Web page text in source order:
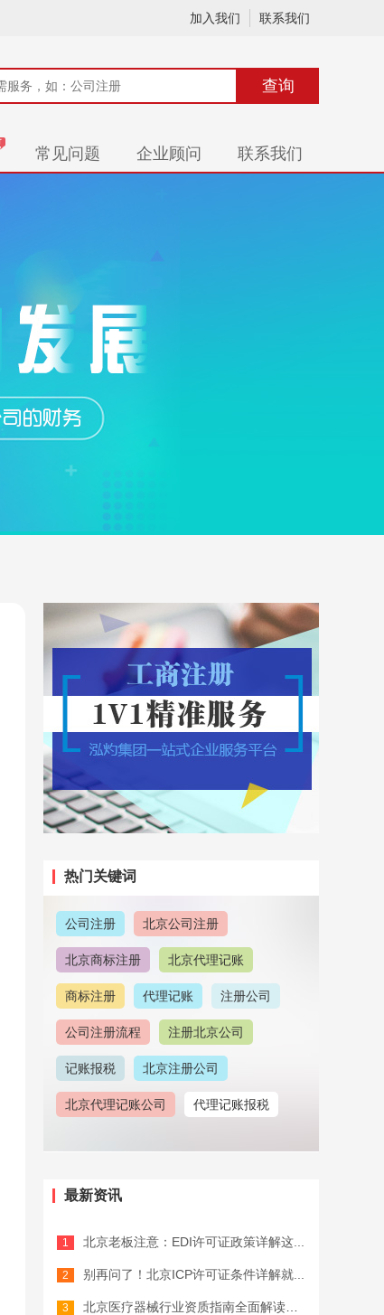
加入我们 联系我们
查询
常见问题 企业顾问 联系我们
热门关键词
公司注册 北京公司注册
北京商标注册 北京代理记账
商标注册 代理记账 注册公司
公司注册流程 注册北京公司
记账报税 北京注册公司
北京代理记账公司 代理记账报税
公司注册费用
最新资讯
北京老板注意：EDI许可证政策详解这...
别再问了！北京ICP许可证条件详解就...
北京医疗器械行业资质指南全面解读，终...